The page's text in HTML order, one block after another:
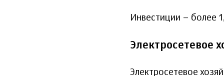
Инвестиции – более
Электросетевое
Электросетевое